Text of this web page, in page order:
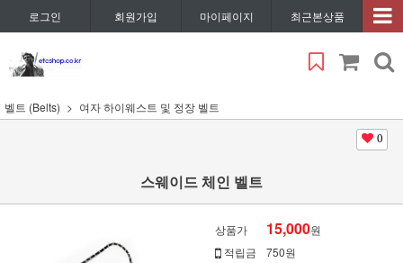
로그인 회원가입 마이페이지 최근본상품
벨트 (Belts) 여자 하이웨스트 및 정장 벨트
0
스웨이드 체인 벨트
상품가 15,000원
적립금
750원